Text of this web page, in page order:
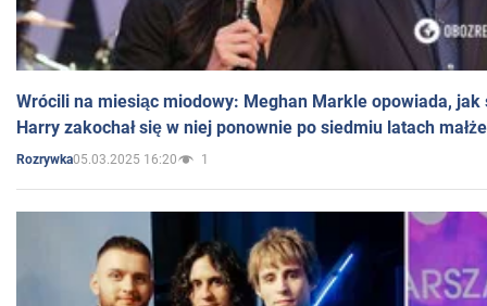
Wrócili na miesiąc miodowy: Meghan Markle opowiada, jak
Harry zakochał się w niej ponownie po siedmiu latach
Rozrywka05.03.2025 16:20 1